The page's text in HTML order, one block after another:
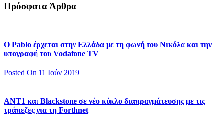
Πρόσφατα Άρθρα
Ο Pablo έρχεται στην Ελλάδα με τη φωνή του Νικόλα και την
υπογραφή του Vodafone TV
Posted On 11 Ιούν 2019
ΑΝΤ1 και Blackstone σε νέο κύκλο διαπραγμάτευσης με τις
τράπεζες για τη Forthnet